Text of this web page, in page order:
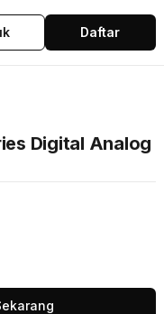
Daftar
Digital Analog